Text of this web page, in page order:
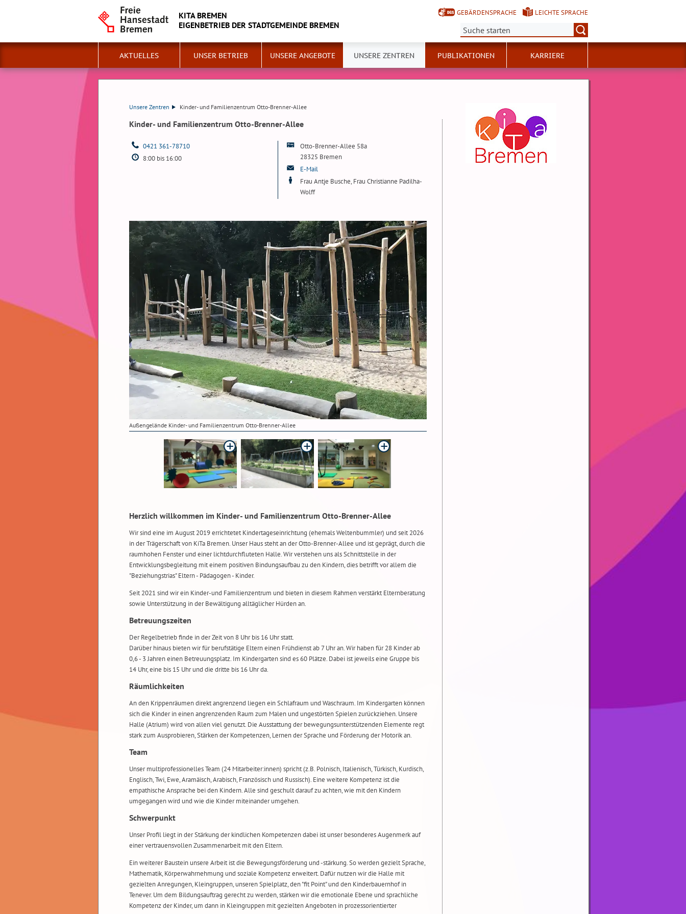
KITA BREMEN
EIGENBETRIEB DER STADTGEMEINDE BREMEN
GEBÄRDENSPRACHE
LEICHTE SPRACHE
Suche:
AKTUELLES UNSER BETRIEB UNSERE ANGEBOTE UNSERE ZENTREN PUBLIKATIONEN KARRIERE
Unsere Zentren Kinder- und Familienzentrum Otto-Brenner-Allee
Kinder- und Familienzentrum Otto-Brenner-Allee
0421 361-78710
8:00 bis 16:00
Otto-Brenner-Allee 58a
28325 Bremen
E-Mail
Frau Antje Busche, Frau Christianne Padilha-
Wolff
Außengelände Kinder- und Familienzentrum Otto-Brenner-Allee
Herzlich willkommen im Kinder- und Familienzentrum Otto-Brenner-Allee
Wir sind eine im August 2019 errichtetet Kindertageseinrichtung (ehemals Weltenbummler) und seit 2026
in der Trägerschaft von KiTa Bremen. Unser Haus steht an der Otto-Brenner-Allee und ist geprägt, durch die
raumhohen Fenster und einer lichtdurchfluteten Halle. Wir verstehen uns als Schnittstelle in der
Entwicklungsbegleitung mit einem positiven Bindungsaufbau zu den Kindern, dies betrifft vor allem die
"Beziehungstrias" Eltern - Pädagogen - Kinder.
Seit 2021 sind wir ein Kinder-und Familienzentrum und bieten in diesem Rahmen verstärkt Elternberatung
sowie Unterstützung in der Bewältigung alltäglicher Hürden an.
Betreuungszeiten
Der Regelbetrieb finde in der Zeit von 8 Uhr bis 16 Uhr statt.
Darüber hinaus bieten wir für berufstätige Eltern einen Frühdienst ab 7 Uhr an. Wir haben für 28 Kinder ab
0,6 - 3 Jahren einen Betreuungsplatz. Im Kindergarten sind es 60 Plätze. Dabei ist jeweils eine Gruppe bis
14 Uhr, eine bis 15 Uhr und die dritte bis 16 Uhr da.
Räumlichkeiten
An den Krippenräumen direkt angrenzend liegen ein Schlafraum und Waschraum. Im Kindergarten können
sich die Kinder in einen angrenzenden Raum zum Malen und ungestörten Spielen zurückziehen. Unsere
Halle (Atrium) wird von allen viel genutzt. Die Ausstattung der bewegungsunterstützenden Elemente regt
stark zum Ausprobieren, Stärken der Kompetenzen, Lernen der Sprache und Förderung der Motorik an.
Team
Unser multiprofessionelles Team (24 Mitarbeiter:innen) spricht (z.B. Polnisch, Italienisch, Türkisch, Kurdisch,
Englisch, Twi, Ewe, Aramäisch, Arabisch, Französisch und Russisch). Eine weitere Kompetenz ist die
empathische Ansprache bei den Kindern. Alle sind geschult darauf zu achten, wie mit den Kindern
umgegangen wird und wie die Kinder miteinander umgehen.
Schwerpunkt
Unser Profil liegt in der Stärkung der kindlichen Kompetenzen dabei ist unser besonderes Augenmerk auf
einer vertrauensvollen Zusammenarbeit mit den Eltern.
Ein weiterer Baustein unsere Arbeit ist die Bewegungsförderung und -stärkung. So werden gezielt Sprache,
Mathematik, Körperwahrnehmung und soziale Kompetenz erweitert. Dafür nutzen wir die Halle mit
gezielten Anregungen, Kleingruppen, unseren Spielplatz, den "fit Point" und den Kinderbauernhof in
Tenever. Um dem Bildungsauftrag gerecht zu werden, stärken wir die emotionale Ebene und sprachliche
Kompetenz der Kinder, um dann in Kleingruppen mit gezielten Angeboten in prozessorientierter